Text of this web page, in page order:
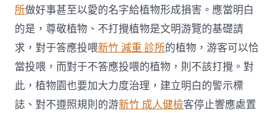
所做好事甚至以愛的名字給植物形成損害。應當明白
的是，尊敬植物、不打攪植物是文明游覽的基礎請
求，對于答應投喂新竹 減重 診所的植物，游客可以恰
當投喂，而對于不答應投喂的植物，則不該打攪。對
此，植物園也要加大力度治理，建立明白的警示標
誌、對不遵照規則的游新竹 成人健檢客停止響應處置